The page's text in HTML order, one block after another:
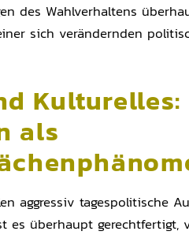
des Wahlverhaltens
sich verändernden
Kulturelles:
als
aggressiv tagespolitische
es überhaupt gerechtfertigt,